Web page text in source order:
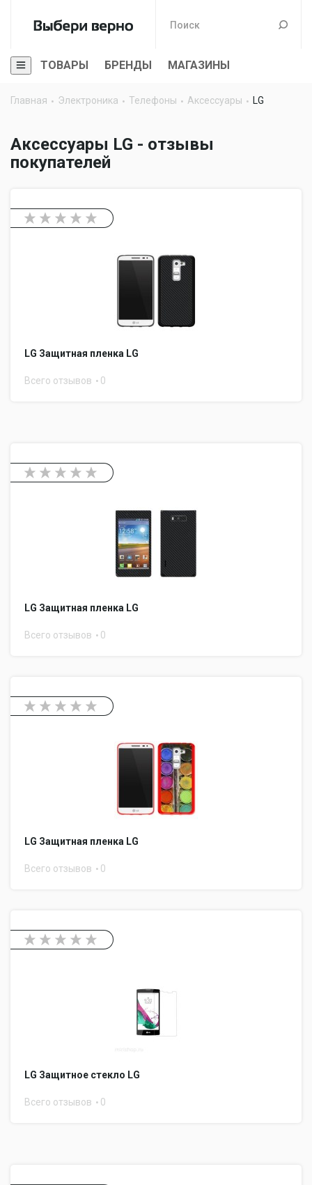
ТОВАРЫ БРЕНДЫ МАГАЗИНЫ
Главная Электроника Телефоны Аксессуары LG
Аксессуары LG - отзывы
покупателей
LG Защитная пленка LG
Всего отзывов 0
LG Защитная пленка LG
Всего отзывов 0
LG Защитная пленка LG
Всего отзывов 0
LG Защитное стекло LG
Всего отзывов 0